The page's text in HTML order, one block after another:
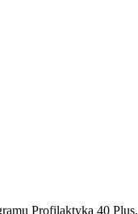
Profilaktyka 40 Plus.